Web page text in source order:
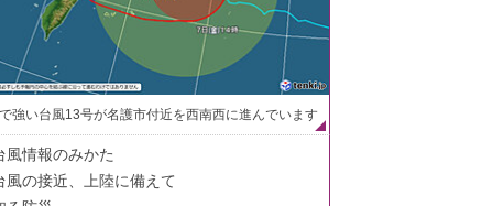
強い台風13号が名護市付近を西南西に進んでいます
風情報のみかた
風の接近、上陸に備えて